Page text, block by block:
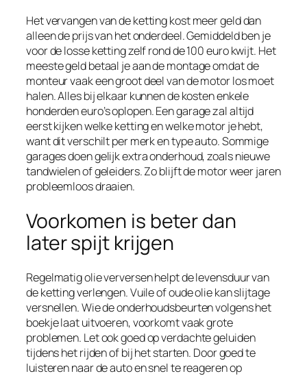
Het vervangen van de ketting kost meer geld dan
alleen de prijs van het onderdeel. Gemiddeld ben je
voor de losse ketting zelf rond de 100 euro kwijt. Het
meeste geld betaal je aan de montage omdat de
monteur vaak een groot deel van de motor los moet
halen. Alles bij elkaar kunnen de kosten enkele
honderden euro’s oplopen. Een garage zal altijd
eerst kijken welke ketting en welke motor je hebt,
want dit verschilt per merk en type auto. Sommige
garages doen gelijk extra onderhoud, zoals nieuwe
tandwielen of geleiders. Zo blijft de motor weer jaren
probleemloos draaien.
Voorkomen is beter dan
later spijt krijgen
Regelmatig olie verversen helpt de levensduur van
de ketting verlengen. Vuile of oude olie kan slijtage
versnellen. Wie de onderhoudsbeurten volgens het
boekje laat uitvoeren, voorkomt vaak grote
problemen. Let ook goed op verdachte geluiden
tijdens het rijden of bij het starten. Door goed te
luisteren naar de auto en snel te reageren op